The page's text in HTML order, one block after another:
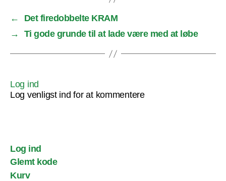
←
Det firedobbelte KRAM
→
Ti gode grunde til at lade være med at løbe
Log ind
Log venligst ind for at kommentere
Log ind
Glemt kode
Kurv